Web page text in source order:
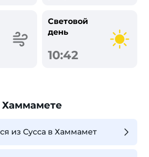
Световой
день
10:42
из Сусса в Хаммамет